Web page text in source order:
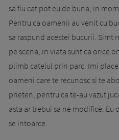
sa fiu cat pot eu de buna, in
Pentru ca oamenii au venit cu
sa raspund acestei bucurii. Simt
pe scena, in viata sunt ca orice
plimb catelul prin parc. Imi
oameni care te recunosc si te
prieten, pentru ca te-au vazut
asta ar trebui sa ne modifice. Eu
se intoarce.